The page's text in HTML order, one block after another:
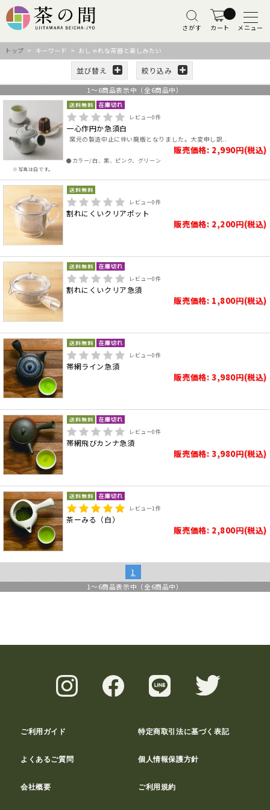
さがす カート メニュー
トップ > キーワード > おしゃれな茶器と楽しみたい
並び替え 絞り込み
1 ～6商品表示中（全6商品中）
※写真は白です。
レビュー0件
一心作円か急須白
窯元の製造中止に伴い廃版となりました。大変申し訳..
販売価格: 2,990円(税込)
●カラー/白、黒、ピンク、グリーン
レビュー0件
割れにくいクリアポット
販売価格: 2,200円(税込)
レビュー0件
割れにくいクリア急須
販売価格: 1,800円(税込)
レビュー0件
帯網ライン急須
販売価格: 3,980円(税込)
レビュー0件
帯網飛びカンナ急須
販売価格: 3,980円(税込)
レビュー1件
茶ーみる（白）
販売価格: 2,800円(税込)
1
1 ～6商品表示中（全6商品中）
ご利用ガイド 特定商取引法に基づく表記
よくあるご質問 個人情報保護方針
会社概要 ご利用規約